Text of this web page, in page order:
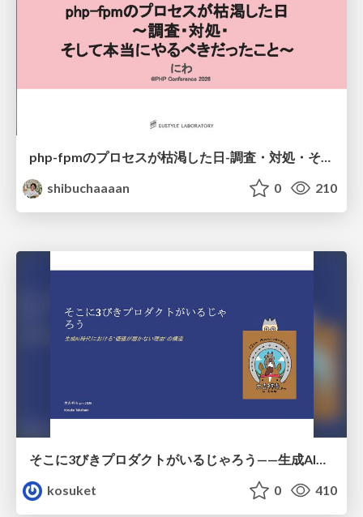
php-fpmのプロセスが枯渇した日-調査・対処・そして本当にやるべきだったこと-
shibuchaaaan
0 210
kosuket
0 410